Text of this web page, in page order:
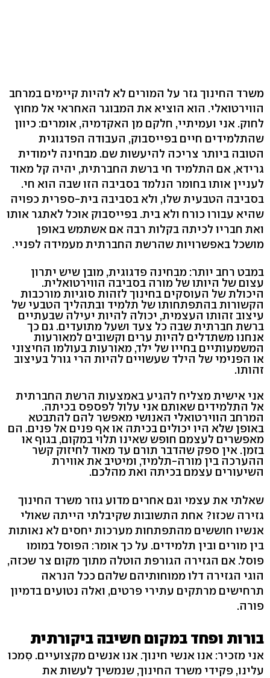
משרד החינוך גזר על המורים לא להיות קיימים במרחב
הווירטואלי. הוא הוציא את המבוגר האחראי אל מחוץ
לחוק. אני ועמיתיי, חלקם מן האקדמיה, אומרים: כיוון
שהתלמידים חיים בפייסבוק, העבודה הפדגוגית
הטובה ביותר צריכה להיעשות שם. מבחינה לימודית
גרידא, אם התלמיד חי ברשת החברתית, יהיה קל מאוד
לעניין אותו בחומר הנלמד בסביבה הזו שבה הוא חי.
בסביבה הטבעית שלו, ולא בסביבה בית-ספרית כפויה
שהיא עבורו כורח ולא בית. בפייסבוק אוכל לאתגר אותו
ואת חבריו לכיתה בקלות רבה אם אשתמש באופן
מושכל באפשרויות שהרשת החברתית מעמידה לפניי.
במבט רחב יותר: מבחינה פדגוגית, מובן שיש יתרון
עצום של היותו של מורה בסביבה הווירטואלית.
היכולת של העוסקים בחינוך לזהות סוגיות מורכבות
הקשורות בהתפתחותו של תלמיד ובתהליך הטבעי של
עיצוב זהותו העצמית, יכולה להיות יעילה שבעתיים
ברשת חברתית שבה כל צעד ושעל מתועדים. גם כך
אנחנו משתדלים להיות ערים וקשובים למאורעות
המשמעותיים בחייו של ילד, מאורעות בעולמו החיצוני
או הפנימי של הילד שעשויים להיות הרי גורל בעיצוב
זהותו.
אני אישית מצליח להגיע באמצעות הרשת החברתית
אל התלמידים שאותם אני עלול לפספס בכיתה.
המרחב הווירטואלי האנושי מאפשר להם להתבטא
באופן שלא היו יכולים בכיתה או אף פנים אל פנים. הם
מאפשרים לעצמם חופש שאינו תלוי במקום, בגוף או
בזמן. אין ספק שהדבר תורם עד מאוד לחיזוק קשר
ההערכה בין מורה-תלמיד, ומיטיב את אווירת
השיעורים עצמם בכיתה ואת מהלכם.
שאלתי את עצמי וגם אחרים מדוע גוזר משרד החינוך
גזירה שכזו? אחת התשובות שקיבלתי הייתה שאולי
אנשיו חוששים מהתפתחות מערכות יחסים לא נאותות
בין מורים ובין תלמידים. על כך אומר: הפוסל במומו
פוסל. אם הגזירה הגורפת הוטלה מתוך מקום צר שכזה,
הוגי הגזירה דלו ממוחותיהם שלהם ככל הנראה
תרחישים מרתקים עתירי פרטים, ואלה נטועים בדמיון
פורה.
בורות ופחד במקום חשיבה ביקורתית
אני מזכיר: אנו אנשי חינוך. אנו אנשים מקצועיים. סִמכו
עלינו, פקידי משרד החינוך, שנמשיך לעשות את